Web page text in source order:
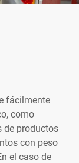
fácilmente
como
de productos
con peso
el caso de